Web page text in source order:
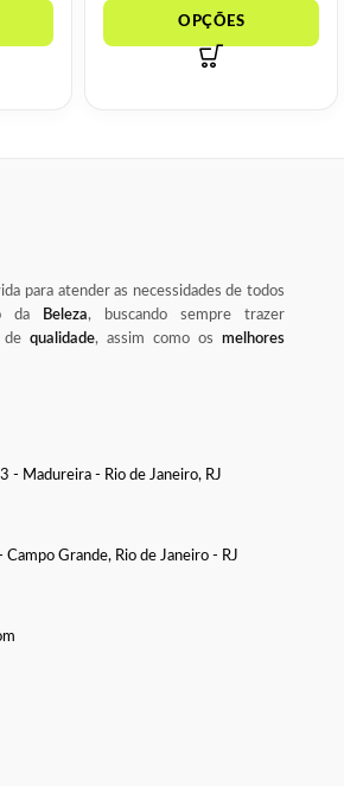
para atender as necessidades de todos
da
Beleza, buscando sempre trazer
de qualidade, assim como os melhores
- Madureira - Rio de Janeiro, RJ
Grande, Rio de Janeiro - RJ